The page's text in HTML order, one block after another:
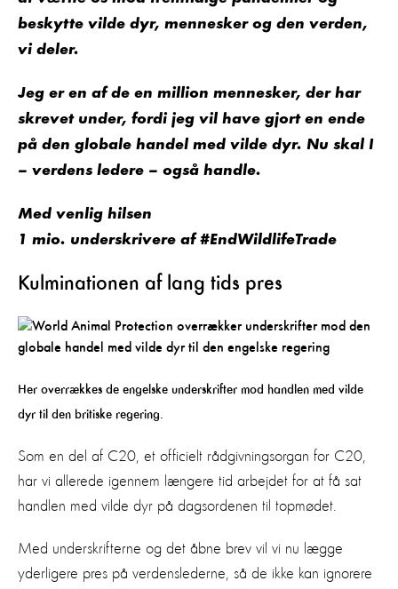
beskytte vilde dyr, mennesker og den verden,
vi deler.
Jeg er en af de en million mennesker, der har
skrevet under, fordi jeg vil have gjort en ende
på den globale handel med vilde dyr. Nu skal I
– verdens ledere – også handle.
Med venlig hilsen
1 mio. underskrivere af #EndWildlifeTrade
Kulminationen af lang tids pres
Her overrækkes de engelske underskrifter mod handlen med vilde
dyr til den britiske regering.
Som en del af C20, et officielt rådgivningsorgan for C20,
har vi allerede igennem længere tid arbejdet for at få sat
handlen med vilde dyr på dagsordenen til topmødet.
Med underskrifterne og det åbne brev vil vi nu lægge
yderligere pres på verdenslederne, så de ikke kan ignorere